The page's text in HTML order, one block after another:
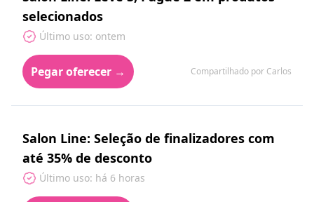
selecionados
Último uso: ontem
Pegar oferecer → Compartilhado por Carlos
Salon Line: Seleção de finalizadores com
até 35% de desconto
Último uso: há 6 horas